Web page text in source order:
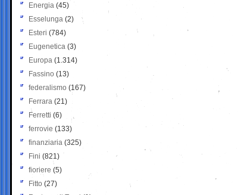
Energia (45)
Esselunga (2)
Esteri (784)
Eugenetica (3)
Europa (1.314)
Fassino (13)
federalismo (167)
Ferrara (21)
Ferretti (6)
ferrovie (133)
finanziaria (325)
Fini (821)
fioriere (5)
Fitto (27)